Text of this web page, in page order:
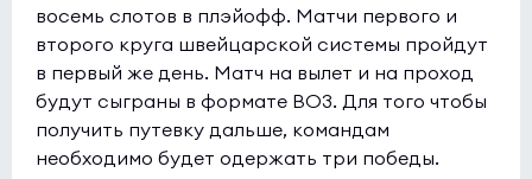
восемь слотов в плэйофф. Матчи первого и
второго круга швейцарской системы пройдут
в первый же день. Матч на вылет и на проход
будут сыграны в формате BO3. Для того чтобы
получить путевку дальше, командам
необходимо будет одержать три победы.